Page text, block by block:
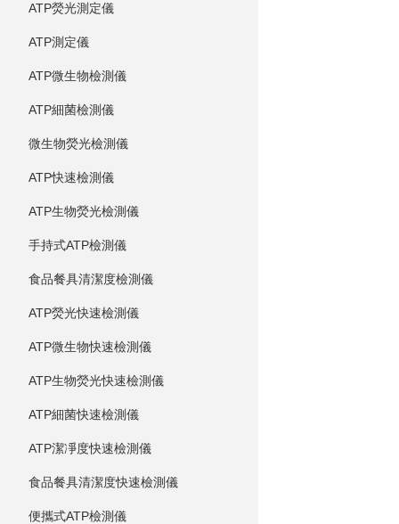
ATP熒光測定儀
ATP測定儀
ATP微生物檢測儀
ATP細菌檢測儀
微生物熒光檢測儀
ATP快速檢測儀
ATP生物熒光檢測儀
手持式ATP檢測儀
食品餐具清潔度檢測儀
ATP熒光快速檢測儀
ATP微生物快速檢測儀
ATP生物熒光快速檢測儀
ATP細菌快速檢測儀
ATP潔凈度快速檢測儀
食品餐具清潔度快速檢測儀
便攜式ATP檢測儀